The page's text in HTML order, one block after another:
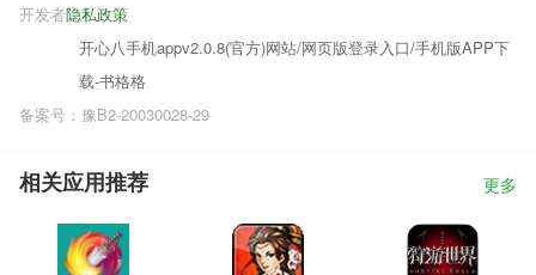
隐私政策
开发者
开心八手机appv2.0.8(官方)网站/网页版登录入口/手机版APP下
载-书格格
备案号：豫B2-20030028-29
相关应用推荐 更多